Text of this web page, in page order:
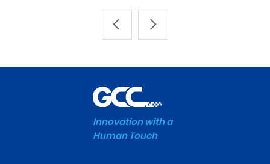
Innovation with a
Human Touch